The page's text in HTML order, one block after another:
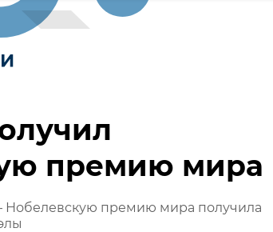
премию мира
Нобелевскую премию мира получила